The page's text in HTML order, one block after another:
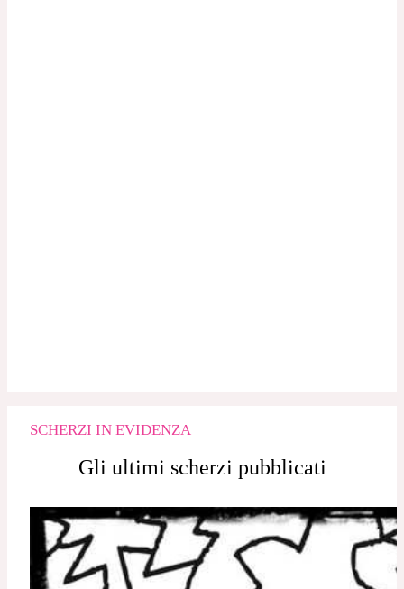
SCHERZI IN EVIDENZA
Gli ultimi scherzi pubblicati